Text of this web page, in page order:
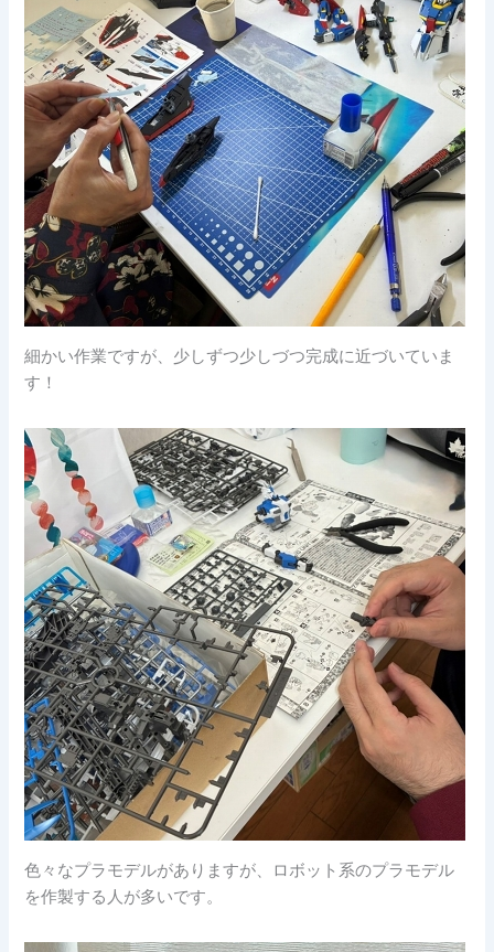
細かい作業ですが、少しずつ少しづつ完成に近づいていま
す！
色々なプラモデルがありますが、ロボット系のプラモデル
を作製する人が多いです。